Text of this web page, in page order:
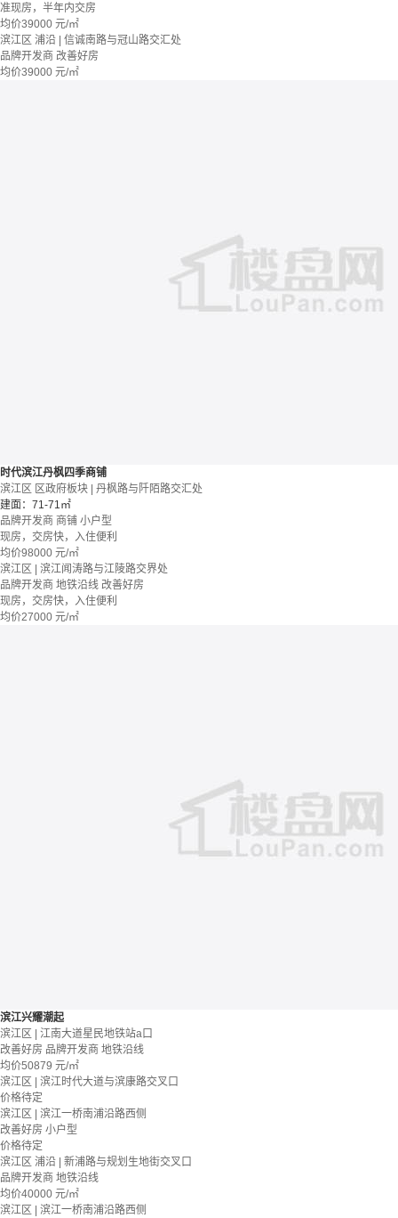
准现房，半年内交房
均价39000 元/㎡
滨江区 浦沿 | 信诚南路与冠山路交汇处
品牌开发商 改善好房
均价39000 元/㎡
时代滨江丹枫四季商铺
滨江区 区政府板块 | 丹枫路与阡陌路交汇处
建面：71-71㎡
品牌开发商 商铺 小户型
现房，交房快，入住便利
均价98000 元/㎡
滨江区 | 滨江闻涛路与江陵路交界处
品牌开发商 地铁沿线 改善好房
现房，交房快，入住便利
均价27000 元/㎡
滨江兴耀潮起
滨江区 | 江南大道星民地铁站a口
改善好房 品牌开发商 地铁沿线
均价50879 元/㎡
滨江区 | 滨江时代大道与滨康路交叉口
价格待定
滨江区 | 滨江一桥南浦沿路西侧
改善好房 小户型
价格待定
滨江区 浦沿 | 新浦路与规划生地街交叉口
品牌开发商 地铁沿线
均价40000 元/㎡
滨江区 | 滨江一桥南浦沿路西侧